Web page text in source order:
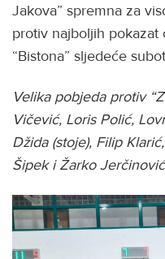
Jakova” spremna za
protiv najboljih
“Bistona” sljedeće
Velika pobjeda protiv
Vičević, Loris Polić,
Džida (stoje), Filip
Šipek i Žarko Jerčinović